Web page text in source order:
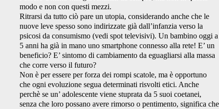
modo e non con questi mezzi.
Ritrarsi da tutto ciò pare un utopia, considerando anche che le
nuove leve spesso sono indirizzate già dall’infanzia verso la
psicosi da consumismo (vedi spot televisivi). Un bambino oggi a
5 anni ha già in mano uno smartphone connesso alla rete! E’ un
beneficio? E’ sintomo di cambiamento da eguagliarsi alla massa
che corre verso il futuro?
Non è per essere per forza dei rompi scatole, ma è opportuno
che ogni evoluzione segua determinati risvolti etici. Anche
perchè se un’ adolescente viene stuprata da 5 suoi coetanei,
senza che loro possano avere rimorso o pentimento, significa che